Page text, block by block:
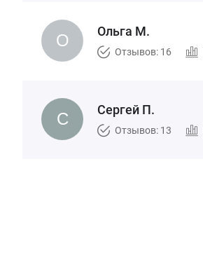
Ольга М.
Отзывов: 16
Сергей П.
Отзывов: 13